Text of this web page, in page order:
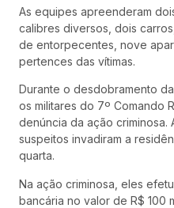
As equipes apreenderam
calibres diversos, dois
de entorpecentes, nove
pertences das vítimas.
Durante o desdobramento
os militares do 7º Comando
denúncia da ação criminosa.
suspeitos invadiram a
quarta.
Na ação criminosa, eles
bancária no valor de R$ 100